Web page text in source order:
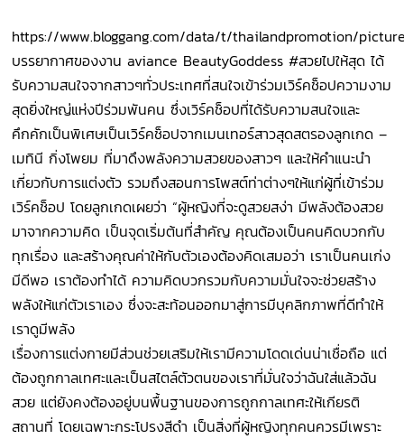
https://www.bloggang.com/data/t/thailandpromotion/
บรรยากาศของงาน aviance BeautyGoddess #สวยไปให้สุด ได้
รับความสนใจจากสาวๆทั่วประเทศที่สนใจเข้าร่วมเวิร์คช็อปความงาม
สุดยิ่งใหญ่แห่งปีร่วมพันคน ซึ่งเวิร์คช็อปที่ได้รับความสนใจและ
คึกคักเป็นพิเศษเป็นเวิร์คช็อปจากเมนเทอร์สาวสุดสตรองลูกเกด –
เมทินี กิ่งโพยม ที่มาดึงพลังความสวยของสาวๆ และให้คำแนะนำ
เกี่ยวกับการแต่งตัว รวมถึงสอนการโพสต์ท่าต่างๆให้แก่ผู้ที่เข้าร่วม
เวิร์คช็อป โดยลูกเกดเผยว่า “ผู้หญิงที่จะดูสวยสง่า มีพลังต้องสวย
มาจากความคิด เป็นจุดเริ่มต้นที่สำคัญ คุณต้องเป็นคนคิดบวกกับ
ทุกเรื่อง และสร้างคุณค่าให้กับตัวเองต้องคิดเสมอว่า เราเป็นคนเก่ง
มีดีพอ เราต้องทำได้ ความคิดบวกรวมกับความมั่นใจจะช่วยสร้าง
พลังให้แก่ตัวเราเอง ซึ่งจะสะท้อนออกมาสู่การมีบุคลิกภาพที่ดีทำให้
เราดูมีพลัง
เรื่องการแต่งกายมีส่วนช่วยเสริมให้เรามีความโดดเด่นน่าเชื่อถือ แต่
ต้องถูกกาลเทศะและเป็นสไตล์ตัวตนของเราที่มั่นใจว่าฉันใส่แล้วฉัน
สวย แต่ยังคงต้องอยู่บนพื้นฐานของการถูกกาลเทศะให้เกียรติ
สถานที่ โดยเฉพาะกระโปรงสีดำ เป็นสิ่งที่ผู้หญิงทุกคนควรมีเพราะ